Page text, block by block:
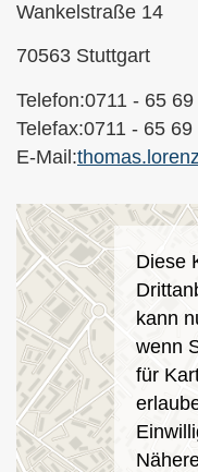
Wankelstraße 14
70563 Stuttgart
Telefon:0711 - 65
Telefax:0711 - 65
E-Mail:
Diese
kann
wenn
für